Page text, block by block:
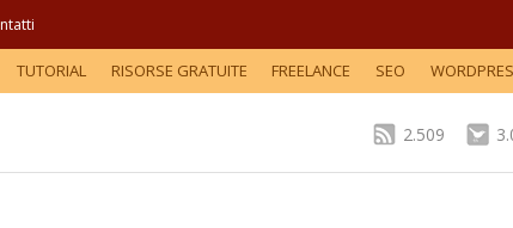
TUTORIAL RISORSE GRATUITE FREELANCE SEO
2.509